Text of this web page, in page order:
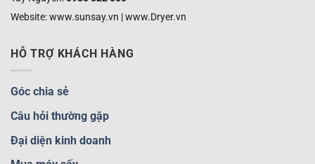
Website: www.sunsay.vn | www.Dryer.vn
HỖ TRỢ KHÁCH HÀNG
Góc chia sẻ
Câu hỏi thường gặp
Đại diện kinh doanh